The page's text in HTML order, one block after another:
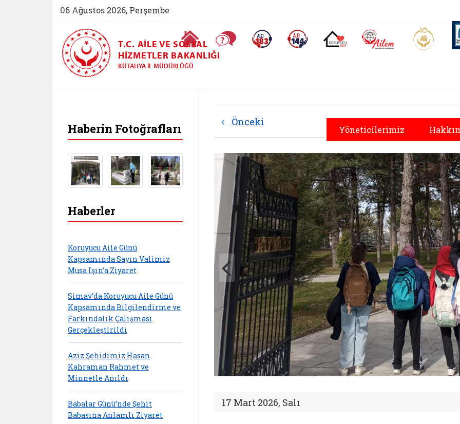
06 Ağustos 2026, Perşembe
Ana Sayfa Sıkça Sorulan SorularAlo 183 (yeni sekmede açılır)Alo 144 (yeni sekmede açılır)Koruyucu Aile (yeni sekmede açılır)
AİLEM İletişim Aile ve
T.C. AILE VE SOSYAL
HIZMETLER BAKANLIĞI
KÜTAHYA İL MÜDÜRLÜĞÜ
Yöneticilerimiz
Önceki
17 Mart 2026, Salı
Haberin Fotoğrafları
Haberler
Koruyucu Aile Günü
Kapsamında Sayın Valimiz
Musa Işın’a Ziyaret
Simav’da Koruyucu Aile Günü
Kapsamında Bilgilendirme ve
Farkındalık Çalışması
Gerçekleştirildi
Aziz Şehidimiz Hasan
Kahraman Rahmet ve
Minnetle Anıldı
Babalar Günü’nde Şehit
Babasına Anlamlı Ziyaret